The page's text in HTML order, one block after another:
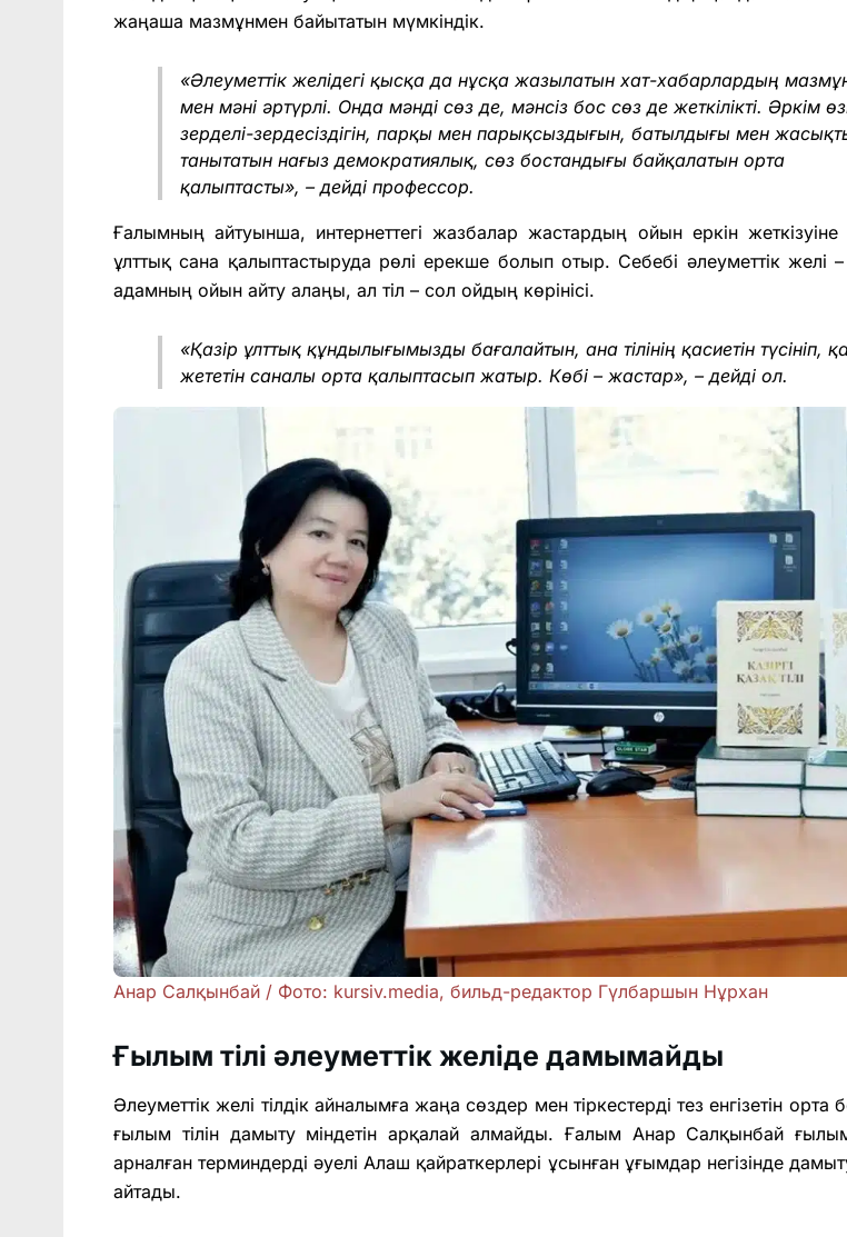
жаңаша мазмұнмен байытатын мүмкіндік.
«Әлеуметтік желідегі қысқа да нұсқа жазылатын хат-хабарлардың
мен мәні әртүрлі. Онда мәнді сөз де, мәнсіз бос сөз де жеткілікті. Әркім
зерделі-зердесіздігін, парқы мен парықсыздығын, батылдығы мен
танытатын нағыз демократиялық, сөз бостандығы байқалатын орта
қалыптасты», – дейді профессор.
Ғалымның айтуынша, интернеттегі жазбалар жастардың ойын еркін
ұлттық сана қалыптастыруда рөлі ерекше болып отыр. Себебі әлеуметтік желі
адамның ойын айту алаңы, ал тіл – сол ойдың көрінісі.
«Қазір ұлттық құндылығымызды бағалайтын, ана тілінің қасиетін түсініп,
жететін саналы орта қалыптасып жатыр. Көбі – жастар», – дейді ол.
Анар Салқынбай / Фото: kursiv.media, бильд-редактор Гүлбаршын Нұрхан
Ғылым тілі әлеуметтік желіде дамымайды
Әлеуметтік желі тілдік айналымға жаңа сөздер мен тіркестерді тез енгізетін орта
ғылым тілін дамыту міндетін арқалай алмайды. Ғалым Анар Салқынбай
арналған терминдерді әуелі Алаш қайраткерлері ұсынған ұғымдар негізінде
айтады.